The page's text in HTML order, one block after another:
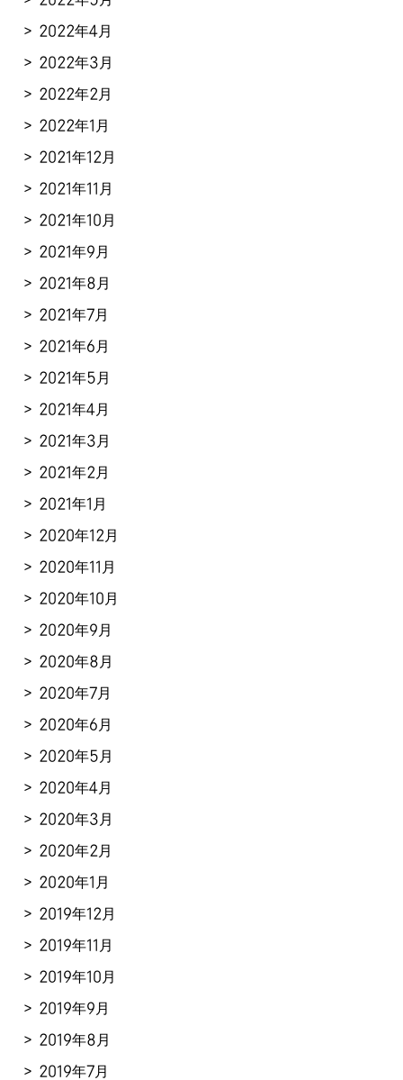
2022年4月
2022年3月
2022年2月
2022年1月
2021年12月
2021年11月
2021年10月
2021年9月
2021年8月
2021年7月
2021年6月
2021年5月
2021年4月
2021年3月
2021年2月
2021年1月
2020年12月
2020年11月
2020年10月
2020年9月
2020年8月
2020年7月
2020年6月
2020年5月
2020年4月
2020年3月
2020年2月
2020年1月
2019年12月
2019年11月
2019年10月
2019年9月
2019年8月
2019年7月